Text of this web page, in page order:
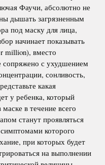
Фаучи, абсолютно не
дышать загрязненным
под маску для лица,
начинает показывать
million), вместо
сопряжено с ухудшением
сонливость,
какая
у ребенка, который
в течение всего
станут проявляться
которого
при которых будет
на выполнении